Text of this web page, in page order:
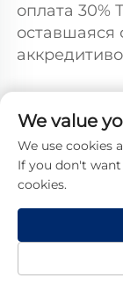
оплата 30%
оставшаяся
Другие
We value
We use cookies
If you don't
cookies.